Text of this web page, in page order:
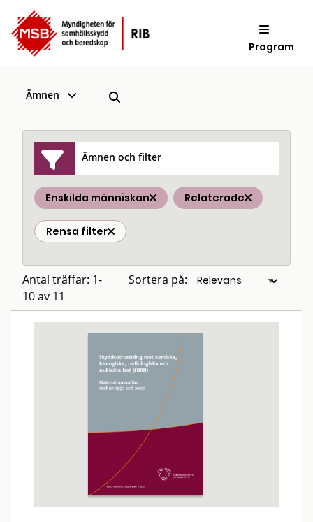
Program
Ämnen
Ämnen och filter
Enskilda människan Relaterade
Rensa filter
Antal träffar: 1-
10 av 11
Sortera på: